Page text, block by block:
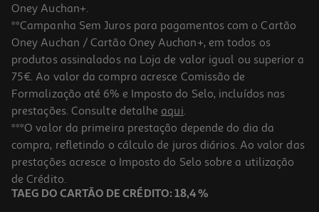
4.5 (31)
Creme Vegetal Planta Para Barrar Sabor Manteiga 400g
8.73 €/Kg
3,49 €
Oney Auchan+.
**Campanha Sem Juros para pagamentos com o Cartão
Oney Auchan / Cartão Oney Auchan+, em todos os
produtos assinalados na Loja de valor igual ou superior a
75€. Ao valor da compra acresce Comissão de
Formalização até 6% e Imposto do Selo, incluídos nas
prestações. Consulte detalhe aqui.
***O valor da primeira prestação depende do dia da
compra, refletindo o cálculo de juros diários. Ao valor das
prestações acresce o Imposto do Selo sobre a utilização
de Crédito.
TAEG DO CARTÃO DE CRÉDITO: 18,4 %